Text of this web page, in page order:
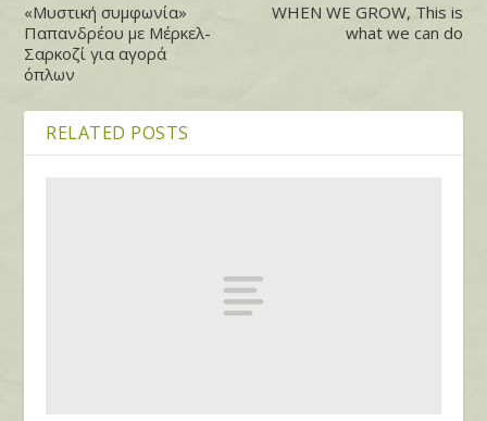
«Μυστική συμφωνία»
Παπανδρέου με Μέρκελ-
Σαρκοζί για αγορά
όπλων
WHEN WE GROW, This is
what we can do
RELATED POSTS